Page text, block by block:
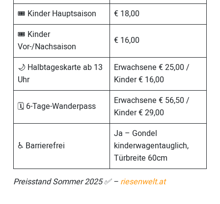
🎟️ Kinder Hauptsaison
€ 18,00
🎟️ Kinder
Vor-/Nachsaison
€ 16,00
🌙 Halbtageskarte ab 13
Uhr
Erwachsene € 25,00 /
Kinder € 16,00
🗓️ 6-Tage-Wanderpass
Erwachsene € 56,50 /
Kinder € 29,00
♿ Barrierefrei
Ja – Gondel
kinderwagentauglich,
Türbreite 60cm
Preisstand Sommer 2025 ✅ – riesenwelt.at